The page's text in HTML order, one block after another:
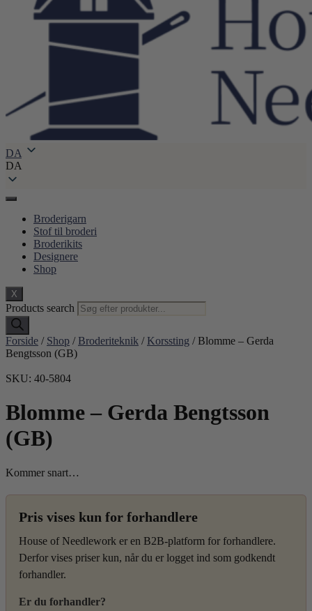
DA
DA
Broderigarn
Stof til broderi
Broderikits
Designere
Shop
X
Products search
Forside / Shop / Broderiteknik / Korssting / Blomme – Gerda
Bengtsson (GB)
SKU: 40-5804
Blomme – Gerda Bengtsson
(GB)
Kommer snart…
Pris vises kun for forhandlere
House of Needlework er en B2B-platform for forhandlere.
Derfor vises priser kun, når du er logget ind som godkendt
forhandler.
Er du forhandler?